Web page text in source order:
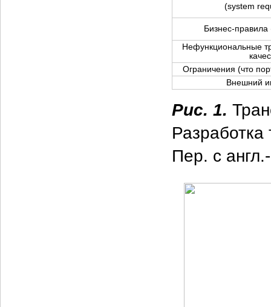
(system
Бизнес-
Нефункциональные
Ограничения (что
Внешний
Рис. 1.
Пер. с